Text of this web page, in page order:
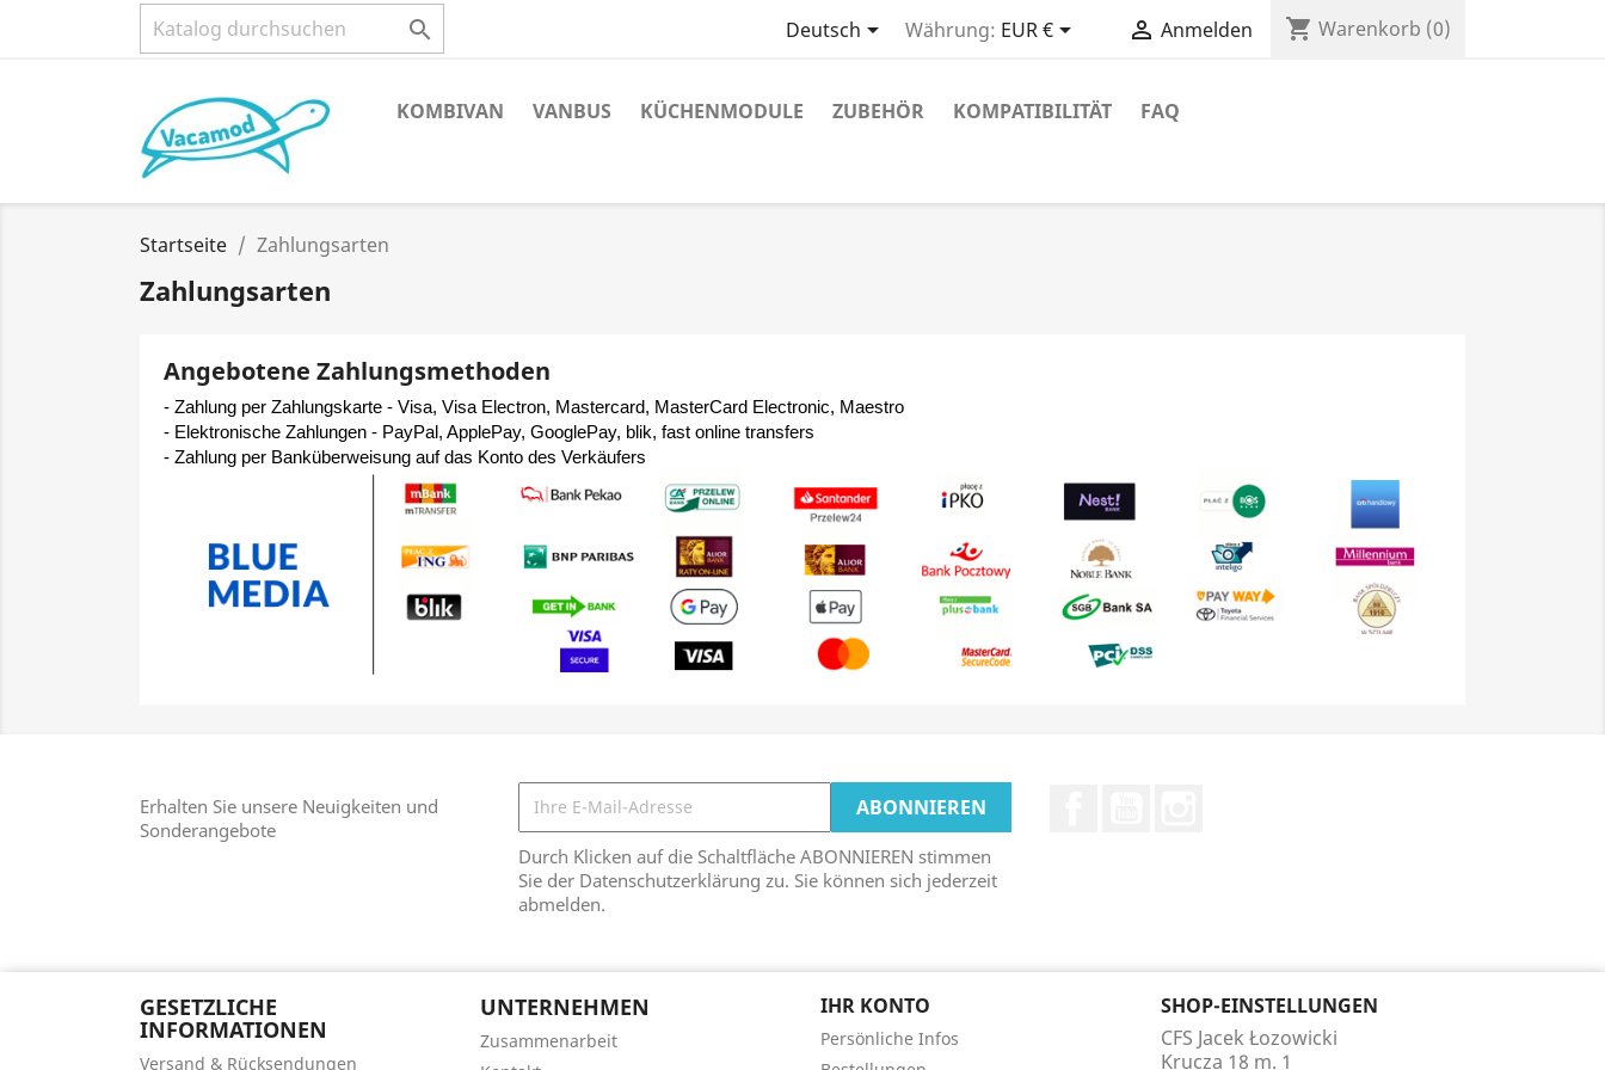
 Deutsch Währung: EUR €  Anmelden shopping_cart Warenkorb (0)
KOMBIVAN VANBUS KÜCHENMODULE ZUBEHÖR KOMPATIBILITÄT FAQ
Startseite Zahlungsarten
Zahlungsarten
Angebotene Zahlungsmethoden
- Zahlung per Zahlungskarte - Visa, Visa Electron, Mastercard, MasterCard Electronic, Maestro
- Elektronische Zahlungen - PayPal, ApplePay, GooglePay, blik, fast online transfers
- Zahlung per Banküberweisung auf das Konto des Verkäufers
Erhalten Sie unsere Neuigkeiten und
Sonderangebote
Durch Klicken auf die Schaltfläche ABONNIEREN stimmen
Sie der Datenschutzerklärung zu. Sie können sich jederzeit
abmelden.
GESETZLICHE
INFORMATIONEN
Versand & Rücksendungen
UNTERNEHMEN
Zusammenarbeit
IHR KONTO
Persönliche Infos
SHOP-EINSTELLUNGEN
CFS Jacek Łozowicki
Krucza 18 m. 1